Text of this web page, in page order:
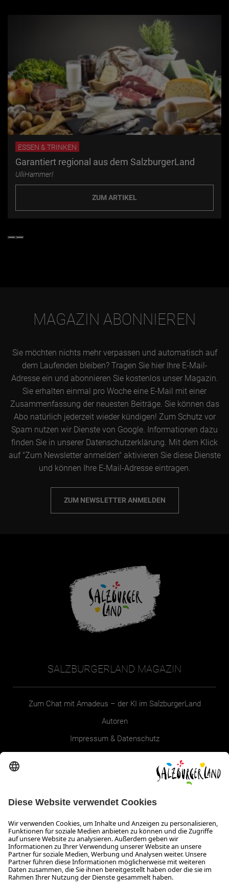
ESSEN & TRINKEN
Garantiert regional aus dem SalzburgerLand
UlliHammerl
ZUM ARTIKEL
MAGAZIN ABONNIEREN
Sie möchten nichts mehr verpassen und automatisch auf
dem Laufenden bleiben? Tragen Sie hier Ihre E-Mail-
Adresse ein und abonnieren Sie kostenlos unser Magazin.
Sie erhalten einmal pro Woche eine E-Mail mit einer
Zusammenfassung der neuesten Beiträge. Sie können das
Abo natürlich jederzeit wieder kündigen! Zum Schutz vor
Spam nutzen wir Dienste von Google. Informationen dazu
finden Sie in unserer Datenschutzerklärung. Mit dem Klick
auf "Zum Newsletter anmelden" aktivieren Sie diese Dienste
und können Ihre E-Mail-Adresse eintragen.
ZUM NEWSLETTER ANMELDEN
SALZBURGERLAND MAGAZIN
Zum Chat mit Amadeus – der KI im SalzburgerLand
Autoren
Impressum & Datenschutz
SALZBURGERLAND
Infos zum Urlaub im SalzburgerLand
Veranstaltungen im SalzburgerLand
Aktuelle Urlaubsangebote
Newsroom